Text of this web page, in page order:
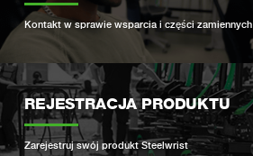
Kontakt w sprawie wsparcia i części zamiennych
REJESTRACJA PRODUKTU
Zarejestruj swój produkt Steelwrist